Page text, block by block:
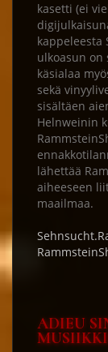
kasetti (ei
ulkoasun
käsialaa
sekä
sisältäen
Helnweinin
lähettää
aiheeseen
maailmaa.
ADIEU